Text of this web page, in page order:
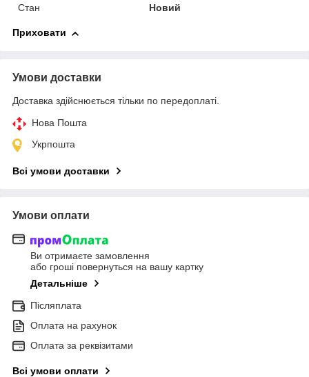
Стан Новий
Приховати
Умови доставки
Доставка здійснюється тільки по передоплаті.
Нова Пошта
Укрпошта
Всі умови доставки
Умови оплати
Ви отримаєте замовлення
або гроші повернуться на вашу картку
Детальніше
Післяплата
Оплата на рахунок
Оплата за реквізитами
Всі умови оплати